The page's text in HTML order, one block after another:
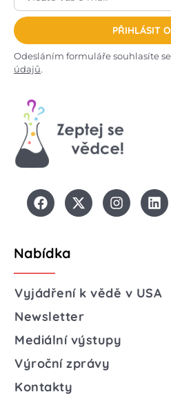
PŘIHLÁSIT
Odesláním formuláře souhlasíte se
údajů.
Nabídka
Vyjádření k vědě v USA
Newsletter
Mediální výstupy
Výroční zprávy
Kontakty